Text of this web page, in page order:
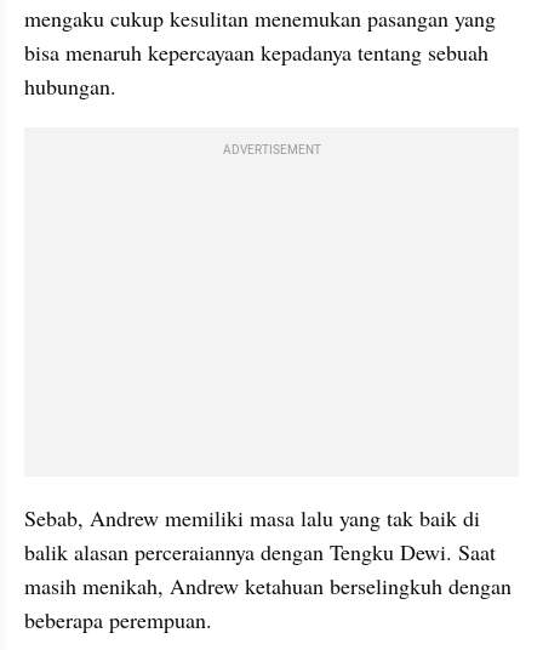
mengaku cukup kesulitan menemukan pasangan yang
bisa menaruh kepercayaan kepadanya tentang sebuah
hubungan.
ADVERTISEMENT
Sebab, Andrew memiliki masa lalu yang tak baik di
balik alasan perceraiannya dengan Tengku Dewi. Saat
masih menikah, Andrew ketahuan berselingkuh dengan
beberapa perempuan.